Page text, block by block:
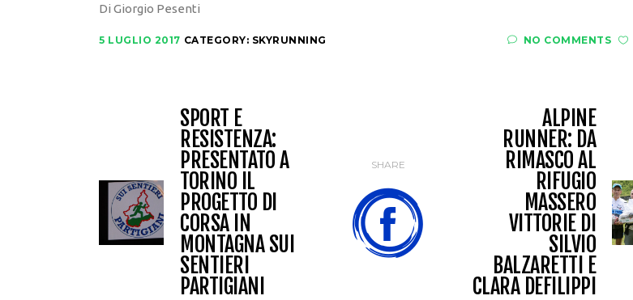
Di Giorgio Pesenti
5 LUGLIO 2017 CATEGORY: SKYRUNNING NO COMMENTS
SPORT E
RESISTENZA:
PRESENTATO A
TORINO IL
PROGETTO DI
CORSA IN
MONTAGNA SUI
SENTIERI
PARTIGIANI
SHARE
ALPINE
RUNNER: DA
RIMASCO AL
RIFUGIO
MASSERO
VITTORIE DI
SILVIO
BALZARETTI E
CLARA DEFILIPPI